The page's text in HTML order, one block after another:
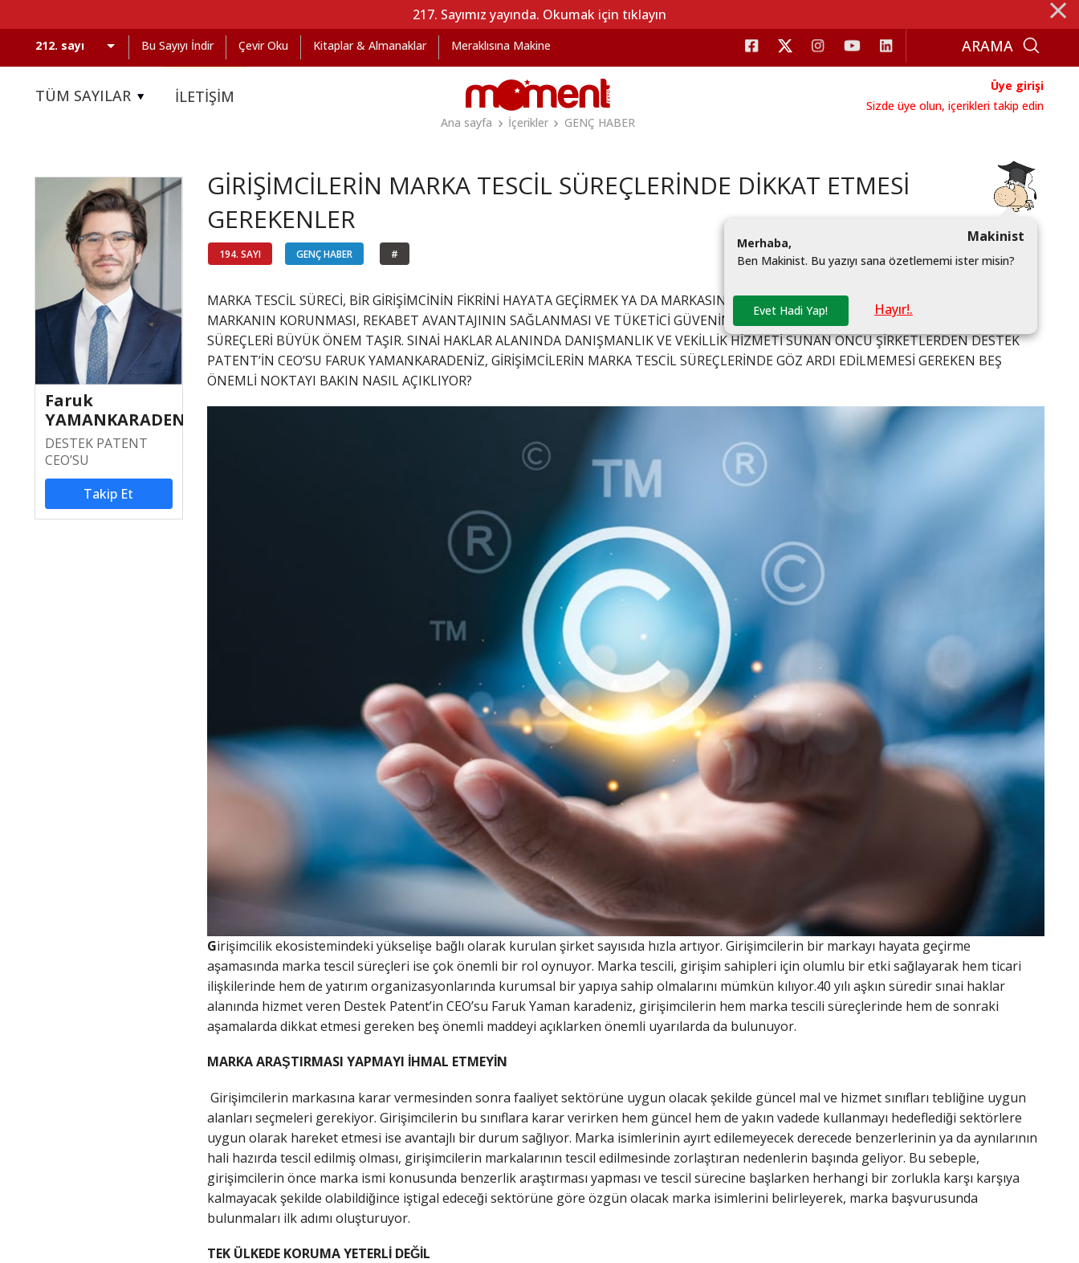
217. Sayımız yayında. Okumak için tıklayın ⨯
Bu Sayıyı İndir Çevir Oku Kitaplar & Almanaklar Meraklısına Makine
TÜM SAYILAR İLETİŞİM
Üye girişi
Sizde üye olun, içerikleri takip edin
Ana sayfa
İçerikler GENÇ HABER
Faruk
YAMANKARADENİZ
DESTEK PATENT
CEO’SU
Takip Et
GİRİŞİMCİLERİN MARKA TESCİL SÜREÇLERİNDE DİKKAT ETMESİ
GEREKENLER
194. SAYI GENÇ HABER #
Makinist
Merhaba,
Ben Makinist. Bu yazıyı sana özetlememi ister misin?
Evet Hadi Yap! Hayır!.
MARKA TESCİL SÜRECİ, BİR GİRİŞİMCİNİN FİKRİNİ HAYATA GEÇİRMEK YA DA MARKASINI KORUMAK İÇİN ATTIĞI İLK ADIMLARDAN BİRİDİR.
MARKANIN KORUNMASI, REKABET AVANTAJININ SAĞLANMASI VE TÜKETİCİ GÜVENİNİN OLUŞTURULMASI AÇISINDAN MARKA TESCİL
SÜREÇLERİ BÜYÜK ÖNEM TAŞIR. SINAİ HAKLAR ALANINDA DANIŞMANLIK VE VEKİLLİK HİZMETİ SUNAN ÖNCÜ ŞİRKETLERDEN DESTEK
PATENT’İN CEO’SU FARUK YAMANKARADENİZ, GİRİŞİMCİLERİN MARKA TESCİL SÜREÇLERİNDE GÖZ ARDI EDİLMEMESİ GEREKEN BEŞ
ÖNEMLİ NOKTAYI BAKIN NASIL AÇIKLIYOR?
Girişimcilik ekosistemindeki yükselişe bağlı olarak kurulan şirket sayısıda hızla artıyor. Girişimcilerin bir markayı hayata geçirme
aşamasında marka tescil süreçleri ise çok önemli bir rol oynuyor. Marka tescili, girişim sahipleri için olumlu bir etki sağlayarak hem ticari
ilişkilerinde hem de yatırım organizasyonlarında kurumsal bir yapıya sahip olmalarını mümkün kılıyor.40 yılı aşkın süredir sınai haklar
alanında hizmet veren Destek Patent’in CEO’su Faruk Yaman karadeniz, girişimcilerin hem marka tescili süreçlerinde hem de sonraki
aşamalarda dikkat etmesi gereken beş önemli maddeyi açıklarken önemli uyarılarda da bulunuyor.
MARKA ARAŞTIRMASI YAPMAYI İHMAL ETMEYİN
Girişimcilerin markasına karar vermesinden sonra faaliyet sektörüne uygun olacak şekilde güncel mal ve hizmet sınıfları tebliğine uygun
alanları seçmeleri gerekiyor. Girişimcilerin bu sınıflara karar verirken hem güncel hem de yakın vadede kullanmayı hedeflediği sektörlere
uygun olarak hareket etmesi ise avantajlı bir durum sağlıyor. Marka isimlerinin ayırt edilemeyecek derecede benzerlerinin ya da aynılarının
hali hazırda tescil edilmiş olması, girişimcilerin markalarının tescil edilmesinde zorlaştıran nedenlerin başında geliyor. Bu sebeple,
girişimcilerin önce marka ismi konusunda benzerlik araştırması yapması ve tescil sürecine başlarken herhangi bir zorlukla karşı karşıya
kalmayacak şekilde olabildiğince iştigal edeceği sektörüne göre özgün olacak marka isimlerini belirleyerek, marka başvurusunda
bulunmaları ilk adımı oluşturuyor.
TEK ÜLKEDE KORUMA YETERLİ DEĞİL